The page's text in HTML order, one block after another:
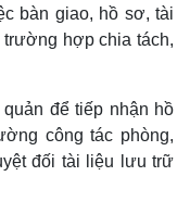
bàn giao, hồ sơ, tài
hợp chia tách,
để tiếp nhận hồ
công tác phòng,
đối tài liệu lưu trữ